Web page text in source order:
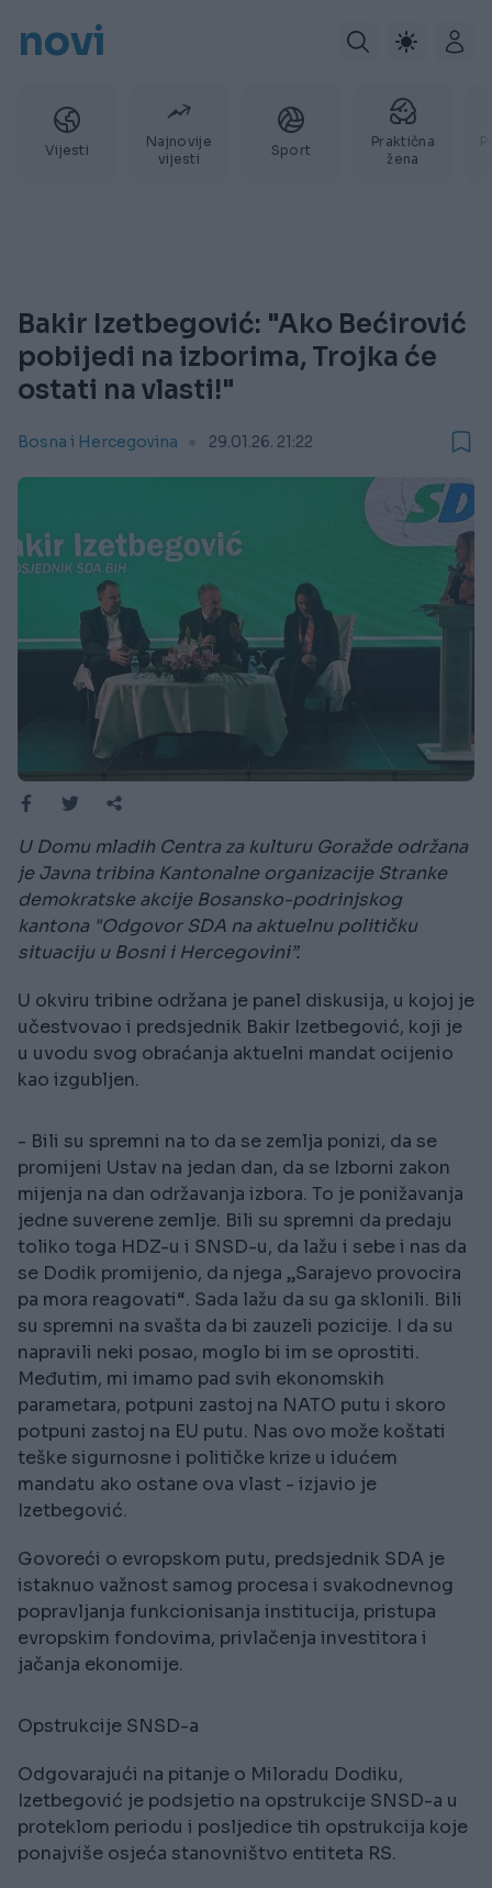
novi
Vijesti
Najnovije
vijesti
Sport
Praktična
žena
Bakir Izetbegović: "Ako Bećirović
pobijedi na izborima, Trojka će
ostati na vlasti!"
Bosna i Hercegovina 29.01.26. 21:22
U Domu mladih Centra za kulturu Goražde održana
je Javna tribina Kantonalne organizacije Stranke
demokratske akcije Bosansko-podrinjskog
kantona "Odgovor SDA na aktuelnu političku
situaciju u Bosni i Hercegovini”.
U okviru tribine održana je panel diskusija, u kojoj je
učestvovao i predsjednik Bakir Izetbegović, koji je
u uvodu svog obraćanja aktuelni mandat ocijenio
kao izgubljen.
- Bili su spremni na to da se zemlja ponizi, da se
promijeni Ustav na jedan dan, da se Izborni zakon
mijenja na dan održavanja izbora. To je ponižavanja
jedne suverene zemlje. Bili su spremni da predaju
toliko toga HDZ-u i SNSD-u, da lažu i sebe i nas da
se Dodik promijenio, da njega „Sarajevo provocira
pa mora reagovati“. Sada lažu da su ga sklonili. Bili
su spremni na svašta da bi zauzeli pozicije. I da su
napravili neki posao, moglo bi im se oprostiti.
Međutim, mi imamo pad svih ekonomskih
parametara, potpuni zastoj na NATO putu i skoro
potpuni zastoj na EU putu. Nas ovo može koštati
teške sigurnosne i političke krize u idućem
mandatu ako ostane ova vlast - izjavio je
Izetbegović.
Govoreći o evropskom putu, predsjednik SDA je
istaknuo važnost samog procesa i svakodnevnog
popravljanja funkcionisanja institucija, pristupa
evropskim fondovima, privlačenja investitora i
jačanja ekonomije.
Opstrukcije SNSD-a
Odgovarajući na pitanje o Miloradu Dodiku,
Izetbegović je podsjetio na opstrukcije SNSD-a u
proteklom periodu i posljedice tih opstrukcija koje
ponajviše osjeća stanovništvo entiteta RS.